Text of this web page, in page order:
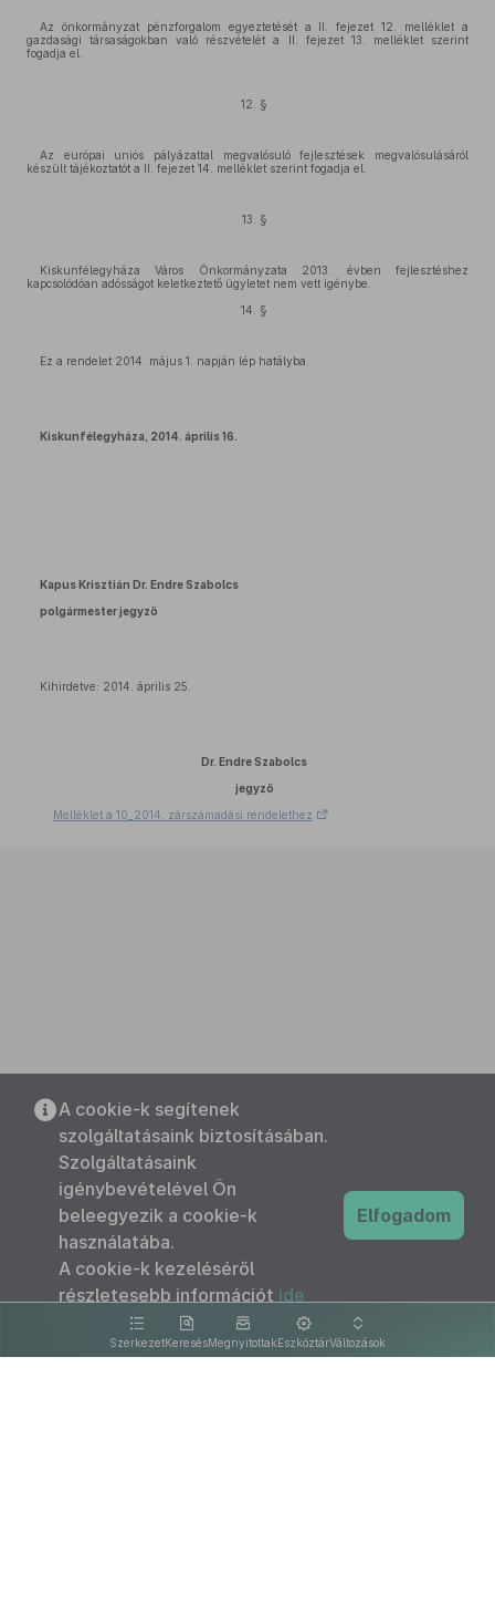
Az önkormányzat pénzforgalom egyeztetését a II. fejezet 12. melléklet a
gazdasági társaságokban való részvételét a II. fejezet 13. melléklet szerint
fogadja el.
12. §
Az európai uniós pályázattal megvalósuló fejlesztések megvalósulásáról
készült tájékoztatót a II. fejezet 14. melléklet szerint fogadja el.
13. §
Kiskunfélegyháza Város Önkormányzata 2013. évben fejlesztéshez
kapcsolódóan adósságot keletkeztető ügyletet nem vett igénybe.
14. §
Ez a rendelet 2014. május 1. napján lép hatályba.
Kiskunfélegyháza, 2014. április 16.
Kapus Krisztián Dr. Endre Szabolcs
polgármester jegyző
Kihirdetve: 2014. április 25.
Dr. Endre Szabolcs
jegyző
Melléklet a 10_2014. zárszámadási rendelethez
SzerkezetKeresésMegnyitottakEszköztárVáltozások
A cookie-k segítenek
szolgáltatásaink biztosításában.
Szolgáltatásaink
igénybevételével Ön
beleegyezik a cookie-k
használatába.
A cookie-k kezeléséről
részletesebb információt ide
kattintva olvashat.
Elfogadom